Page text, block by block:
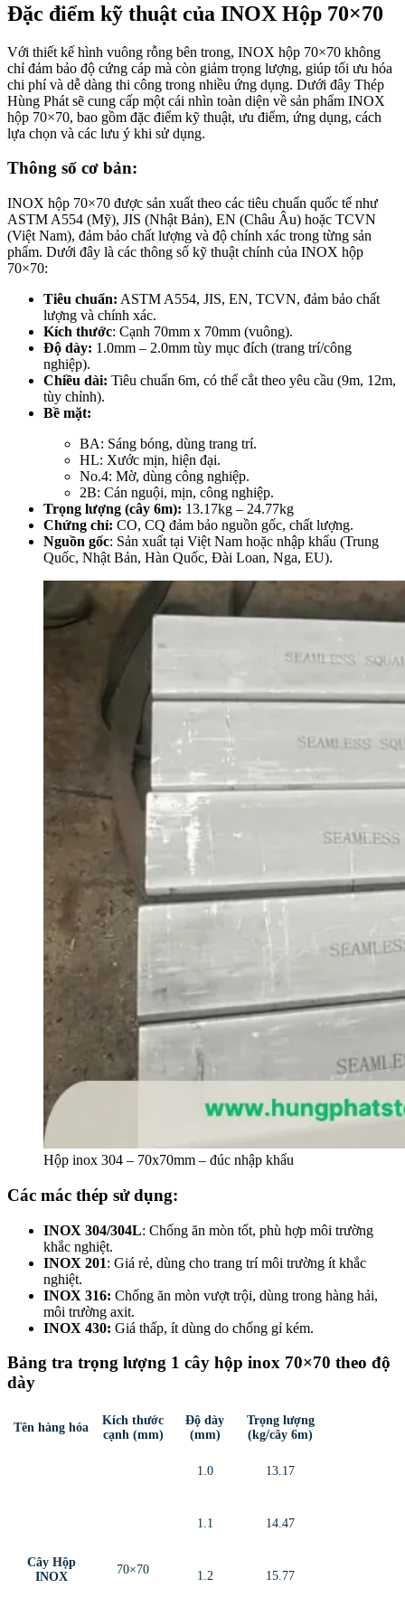
Đặc điểm kỹ thuật của INOX Hộp 70×70
Với thiết kế hình vuông rỗng bên trong, INOX hộp 70×70 không
chỉ đảm bảo độ cứng cáp mà còn giảm trọng lượng, giúp tối ưu hóa
chi phí và dễ dàng thi công trong nhiều ứng dụng. Dưới đây Thép
Hùng Phát sẽ cung cấp một cái nhìn toàn diện về sản phẩm INOX
hộp 70×70, bao gồm đặc điểm kỹ thuật, ưu điểm, ứng dụng, cách
lựa chọn và các lưu ý khi sử dụng.
Thông số cơ bản:
INOX hộp 70×70 được sản xuất theo các tiêu chuẩn quốc tế như
ASTM A554 (Mỹ), JIS (Nhật Bản), EN (Châu Âu) hoặc TCVN
(Việt Nam), đảm bảo chất lượng và độ chính xác trong từng sản
phẩm. Dưới đây là các thông số kỹ thuật chính của INOX hộp
70×70:
Tiêu chuẩn: ASTM A554, JIS, EN, TCVN, đảm bảo chất
lượng và chính xác.
Kích thước: Cạnh 70mm x 70mm (vuông).
Độ dày: 1.0mm – 2.0mm tùy mục đích (trang trí/công
nghiệp).
Chiều dài: Tiêu chuẩn 6m, có thể cắt theo yêu cầu (9m, 12m,
tùy chỉnh).
Bề mặt:
BA: Sáng bóng, dùng trang trí.
HL: Xước mịn, hiện đại.
No.4: Mờ, dùng công nghiệp.
2B: Cán nguội, mịn, công nghiệp.
Trọng lượng (cây 6m): 13.17kg – 24.77kg
Chứng chỉ: CO, CQ đảm bảo nguồn gốc, chất lượng.
Nguồn gốc: Sản xuất tại Việt Nam hoặc nhập khẩu (Trung
Quốc, Nhật Bản, Hàn Quốc, Đài Loan, Nga, EU).
Hộp inox 304 – 70x70mm – đúc nhập khẩu
Các mác thép sử dụng:
INOX 304/304L: Chống ăn mòn tốt, phù hợp môi trường
khắc nghiệt.
INOX 201: Giá rẻ, dùng cho trang trí môi trường ít khắc
nghiệt.
INOX 316: Chống ăn mòn vượt trội, dùng trong hàng hải,
môi trường axit.
INOX 430: Giá thấp, ít dùng do chống gỉ kém.
Bảng tra trọng lượng 1 cây hộp inox 70×70 theo độ
dày
Tên hàng hóa
Kích thước
cạnh (mm)
Độ dày
(mm)
Trọng lượng
(kg/cây 6m)
Cây Hộp
INOX
70×70
1.0 13.17
1.1 14.47
1.2 15.77